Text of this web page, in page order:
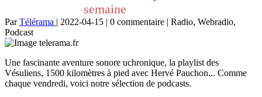
semaine
ParTélérama | 2022-04-15 | 0 commentaire | Radio, Webradio,
Podcast
Une fascinante aventure sonore uchronique, la playlist des
Vésuliens, 1500 kilomètres à pied avec Hervé Pauchon... Comme
chaque vendredi, voici notre sélection de podcasts.